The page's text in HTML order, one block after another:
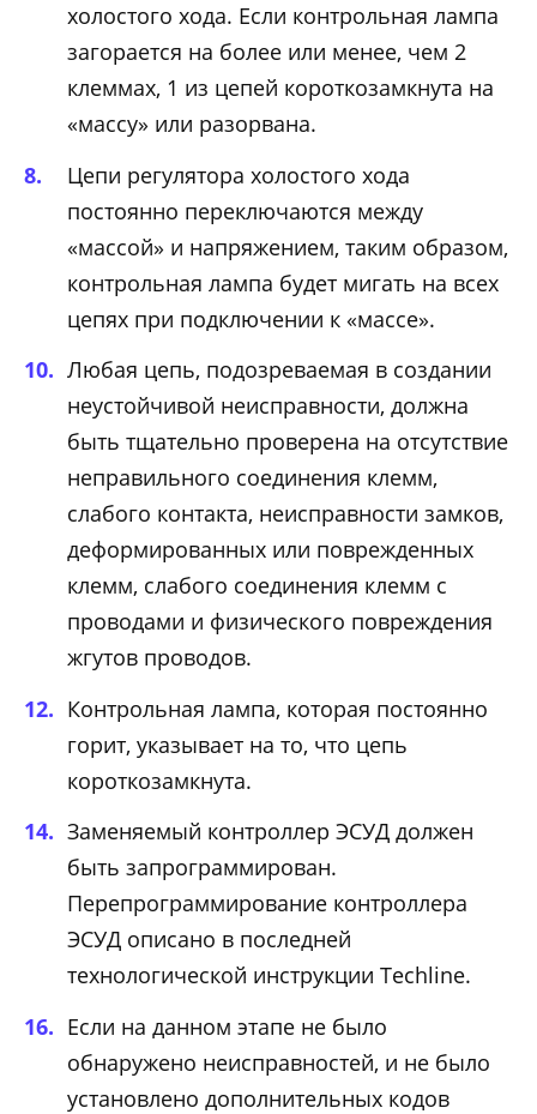
холостого хода. Если контрольная лампа
загорается на более или менее, чем 2
клеммах, 1 из цепей короткозамкнута на
«массу» или разорвана.
Цепи регулятора холостого хода
постоянно переключаются между
«массой» и напряжением, таким образом,
контрольная лампа будет мигать на всех
цепях при подключении к «массе».
Любая цепь, подозреваемая в создании
неустойчивой неисправности, должна
быть тщательно проверена на отсутствие
неправильного соединения клемм,
слабого контакта, неисправности замков,
деформированных или поврежденных
клемм, слабого соединения клемм с
проводами и физического повреждения
жгутов проводов.
Контрольная лампа, которая постоянно
горит, указывает на то, что цепь
короткозамкнута.
Заменяемый контроллер ЭСУД должен
быть запрограммирован.
Перепрограммирование контроллера
ЭСУД описано в последней
технологической инструкции Techline.
Если на данном этапе не было
обнаружено неисправностей, и не было
установлено дополнительных кодов